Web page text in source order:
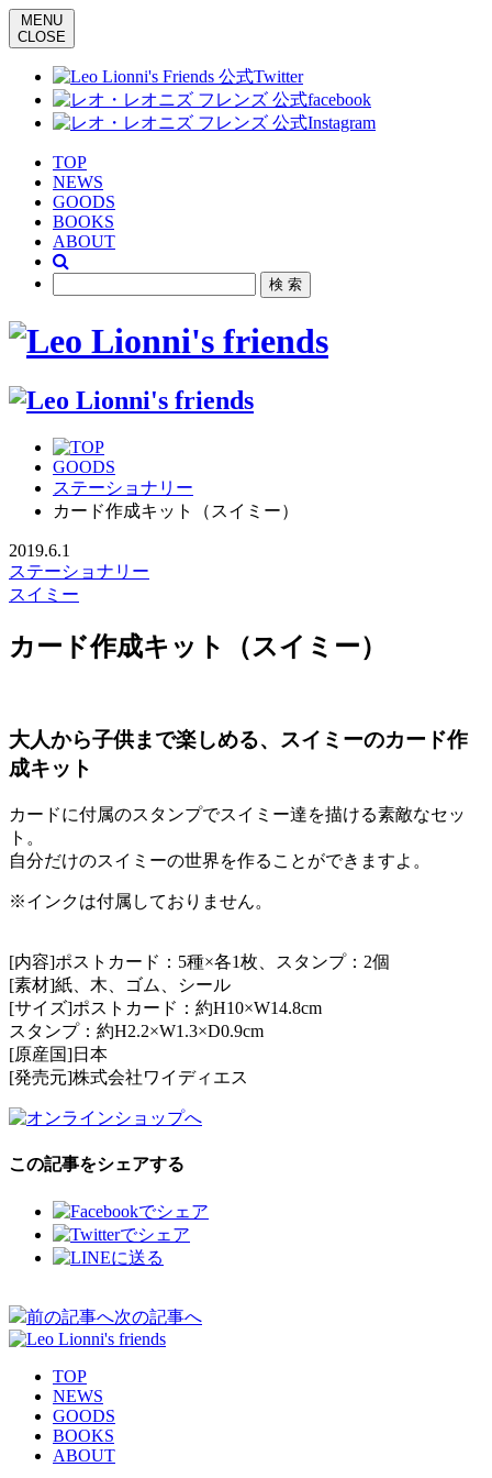
MENU
CLOSE
TOP
NEWS
GOODS
BOOKS
ABOUT
GOODS
ステーショナリー
カード作成キット（スイミー）
2019.6.1
ステーショナリー
スイミー
カード作成キット（スイミー）
大人から子供まで楽しめる、スイミーのカード作
成キット
カードに付属のスタンプでスイミー達を描ける素敵なセッ
ト。
自分だけのスイミーの世界を作ることができますよ。
※インクは付属しておりません。
[内容]ポストカード：5種×各1枚、スタンプ：2個
[素材]紙、木、ゴム、シール
[サイズ]ポストカード：約H10×W14.8cm
スタンプ：約H2.2×W1.3×D0.9cm
[原産国]日本
[発売元]株式会社ワイディエス
この記事をシェアする
投
稿
前の記事へ次の記事へ
TOP
NEWS
GOODS
BOOKS
ABOUT